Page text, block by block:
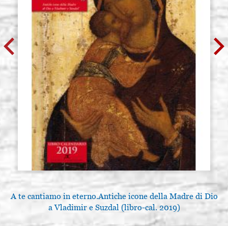
A te cantiamo in eterno.Antiche icone della Madre di Dio
a Vladimir e Suzdal (libro-cal. 2019)